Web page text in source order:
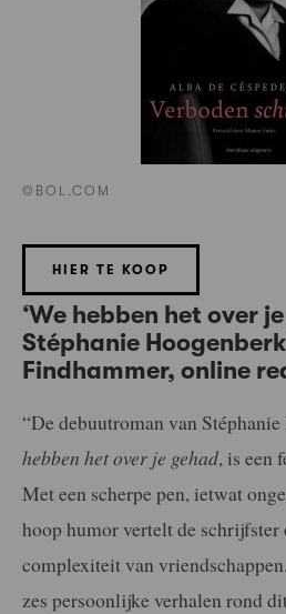
©BOL.COM
HIER TE KOOP
‘We hebben het over
Stéphanie
Findhammer, online
“De debuutroman van
hebben het over je gehad, is een
Met een scherpe pen, ietwat
hoop humor vertelt de schrijfster
complexiteit van
zes persoonlijke verhalen rond